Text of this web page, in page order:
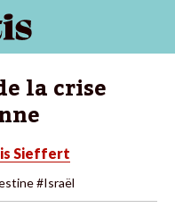
la crise
Sieffert
#Israël